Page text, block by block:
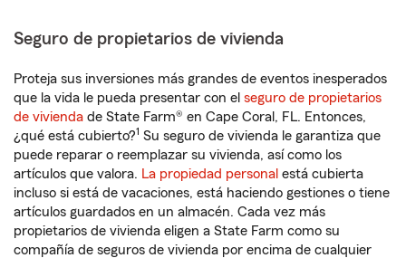
Seguro de propietarios de vivienda
Proteja sus inversiones más grandes de eventos inesperados
que la vida le pueda presentar con el seguro de propietarios
de vivienda de State Farm® en Cape Coral, FL. Entonces,
¿qué está cubierto?1 Su seguro de vivienda le garantiza que
puede reparar o reemplazar su vivienda, así como los
artículos que valora. La propiedad personal está cubierta
incluso si está de vacaciones, está haciendo gestiones o tiene
artículos guardados en un almacén. Cada vez más
propietarios de vivienda eligen a State Farm como su
compañía de seguros de vivienda por encima de cualquier